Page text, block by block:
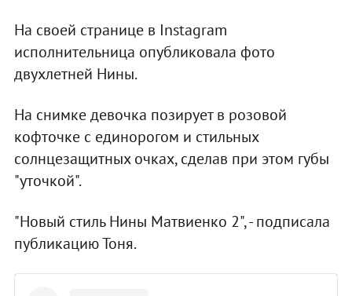
На своей странице в Instagram
исполнительница опубликовала фото
двухлетней Нины.
На снимке девочка позирует в розовой
кофточке с единорогом и стильных
солнцезащитных очках, сделав при этом губы
"уточкой".
"Новый стиль Нины Матвиенко 2", - подписала
публикацию Тоня.